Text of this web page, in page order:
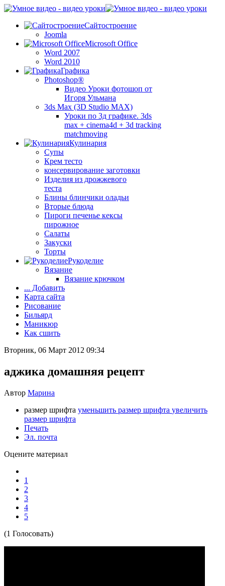
Сайтостроение
Joomla
Microsoft Office
Word 2007
Word 2010
Графика
Photoshop®
Видео Уроки фотошоп от
Игоря Ульмана
3ds Max (3D Studio MAX)
Уроки по 3д графике. 3ds
max + cinema4d + 3d tracking
matchmoving
Кулинария
Супы
Крем тесто
консервирование заготовки
Изделия из дрожжевого
теста
Блины блинчики оладьи
Вторые блюда
Пироги печенье кексы
пирожное
Салаты
Закуски
Торты
Рукоделие
Вязание
Вязание крючком
... Добавить
Карта сайта
Рисование
Бильярд
Маникюр
Как сшить
Вторник, 06 Март 2012 09:34
аджика домашняя рецепт
Автор Марина
размер шрифта уменьшить размер шрифта увеличить
размер шрифта
Печать
Эл. почта
Оцените материал
1
2
3
4
5
(1 Голосовать)